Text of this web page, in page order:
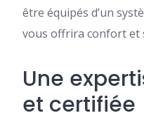
être équipés d’un
vous offrira confort et
Une
et certifiée